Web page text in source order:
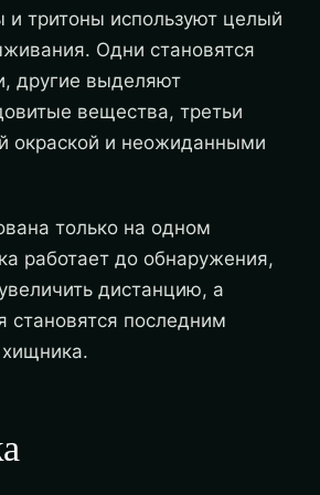
тритоны используют целый
Одни становятся
другие выделяют
вещества, третьи
окраской и неожиданными
только на одном
работает до обнаружения,
дистанцию, а
последним